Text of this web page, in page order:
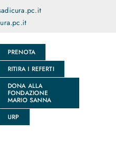
PRENOTA
RITIRA I REFERTI
DONA ALLA
FONDAZIONE
MARIO SANNA
URP